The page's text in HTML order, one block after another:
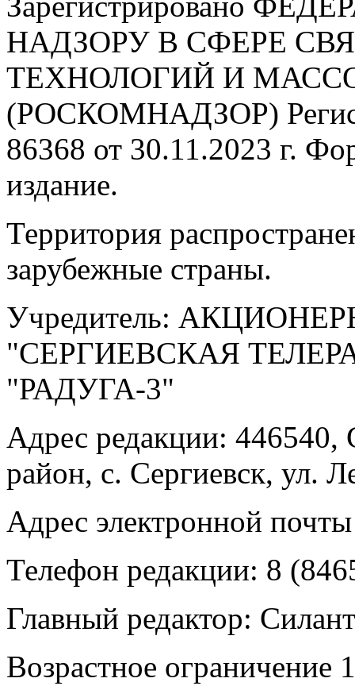
НАДЗОРУ В СФЕРЕ
ТЕХНОЛОГИЙ И
(РОСКОМНАДЗОР)
86368 от 30.11.2023 г.
издание.
Территория
зарубежные страны.
Учредитель:
"СЕРГИЕВСКАЯ
"РАДУГА-3"
Адрес редакции: 446540,
район, с. Сергиевск, ул.
Адрес электронной
Телефон редакции: 8
Главный редактор:
Возрастное ограничение